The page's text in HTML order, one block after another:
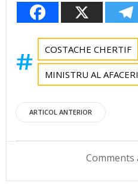
COSTACHE CHERTIF
MINISTRU AL
Post
navigation
ARTICOL ANTERIOR
Comments